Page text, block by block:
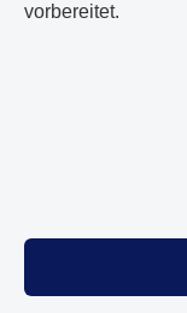
vorbereitet.